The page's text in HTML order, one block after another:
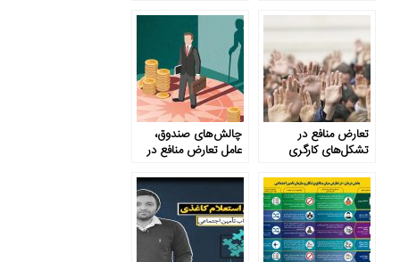
تعارض منافع در
تشکل‌های کارگری
چالش‌های صندوق،
عامل تعارض منافع در
کشوری